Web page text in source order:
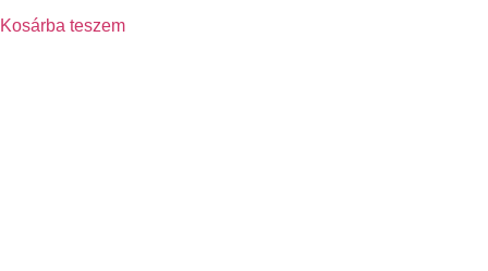
Kosárba teszem